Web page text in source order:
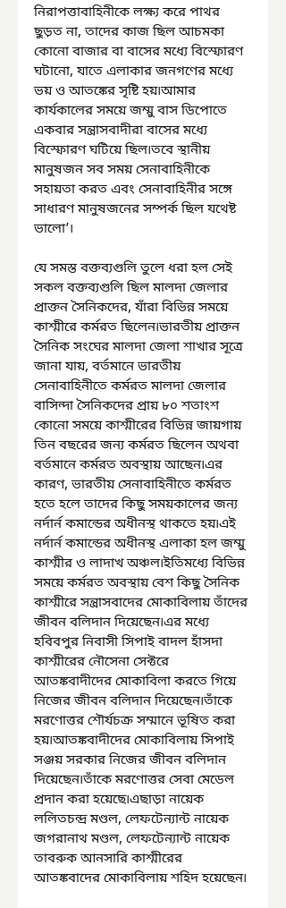
নিরাপত্তাবাহিনীকে লক্ষ্য করে পাথর
ছুড়ত না, তাদের কাজ ছিল আচমকা
কোনো বাজার বা বাসের মধ্যে বিস্ফোরণ
ঘটানো, যাতে এলাকার জনগণের মধ্যে
ভয় ও আতঙ্কের সৃষ্টি হয়৷আমার
কার্যকালের সময়ে জম্মু বাস ডিপোতে
একবার সন্ত্রাসবাদীরা বাসের মধ্যে
বিস্ফোরণ ঘটিয়ে ছিল৷তবে স্থানীয়
মানুষজন সব সময় সেনাবাহিনীকে
সহায়তা করত এবং সেনাবাহিনীর সঙ্গে
সাধারণ মানুষজনের সম্পর্ক ছিল যথেষ্ট
ভালো’৷
যে সমস্ত বক্তব্যগুলি তুলে ধরা হল সেই
সকল বক্তব্যগুলি ছিল মালদা জেলার
প্রাক্তন সৈনিকদের, যাঁরা বিভিন্ন সময়ে
কাশ্মীরে কর্মরত ছিলেন৷ভারতীয় প্রাক্তন
সৈনিক সংঘের মালদা জেলা শাখার সূত্রে
জানা যায়, বর্তমানে ভারতীয়
সেনাবাহিনীতে কর্মরত মালদা জেলার
বাসিন্দা সৈনিকদের প্রায় ৮০ শতাংশ
কোনো সময়ে কাশ্মীরের বিভিন্ন জায়গায়
তিন বছরের জন্য কর্মরত ছিলেন অথবা
বর্তমানে কর্মরত অবস্থায় আছেন৷এর
কারণ, ভারতীয় সেনাবাহিনীতে কর্মরত
হতে হলে তাদের কিছু সময়কালের জন্য
নর্দার্ন কমান্ডের অধীনস্থ থাকতে হয়৷এই
নর্দার্ন কমান্ডের অধীনস্থ এলাকা হল জম্মু
কাশ্মীর ও লাদাখ অঞ্চল৷ইতিমধ্যে বিভিন্ন
সময়ে কর্মরত অবস্থায় বেশ কিছু সৈনিক
কাশ্মীরে সন্ত্রাসবাদের মোকাবিলায় তাঁদের
জীবন বলিদান দিয়েছেন৷এর মধ্যে
হবিবপুর নিবাসী সিপাই বাদল হাঁসদা
কাশ্মীরের নৌসেনা সেক্টরে
আতঙ্কবাদীদের মোকাবিলা করতে গিয়ে
নিজের জীবন বলিদান দিয়েছেন৷তাঁকে
মরণোত্তর শৌর্যচক্র সম্মানে ভূষিত করা
হয়৷আতঙ্কবাদীদের মোকাবিলায় সিপাই
সঞ্জয় সরকার নিজের জীবন বলিদান
দিয়েছেন৷তাঁকে মরণোত্তর সেবা মেডেল
প্রদান করা হয়েছে৷এছাড়া নায়েক
ললিতচন্দ্র মণ্ডল, লেফটেন্যান্ট নায়েক
জগরানাথ মণ্ডল, লেফটেন্যান্ট নায়েক
তাবরুক আনসারি কাশ্মীরের
আতঙ্কবাদের মোকাবিলায় শহিদ হয়েছেন৷